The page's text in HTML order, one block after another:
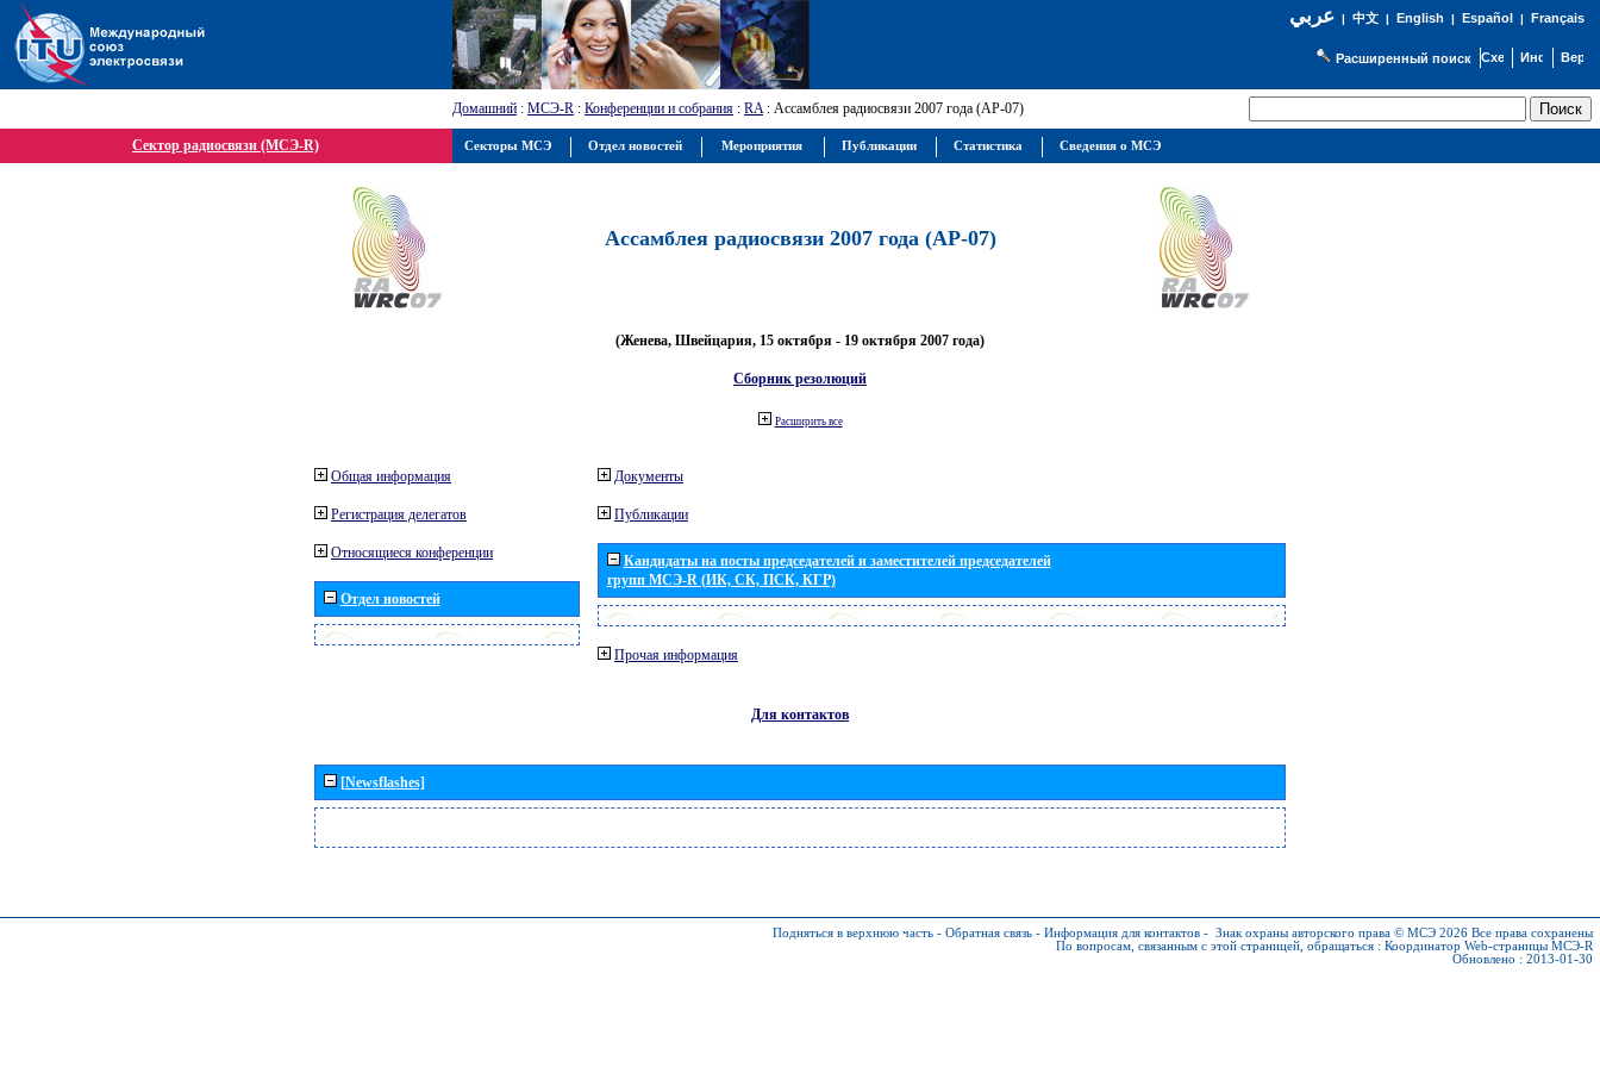
عربي| 中文| English | Español | Français
Расширенный поиск
Домашний : МСЭ-R : Конференции и собрания : RA: Ассамблея радиосвязи 2007 года (АР-07)
Сектор радиосвязи (МСЭ-R)
Ассамблея радиосвязи 2007 года (АР-07)
(Женева, Швейцария, 15 октября - 19 октября 2007 года)
Сборник резолюций
Расширить все
Общая информация
Регистрация делегатов
Относящиеся конференции
Отдел новостей
Документы
Публикации
Кандидаты на посты председателей и заместителей председателей
групп МСЭ-R (ИК, СК, ПСК, КГР)
Прочая информация
Для контактов
[Newsflashes]
Подняться в верхнюю часть - Обратная связь - Информация для контактов - Знак охраны авторского права © МСЭ 2026 Все права сохранены
По вопросам, связанным с этой страницей, обращаться : Координатор Web-страницы МСЭ-R
Обновлено : 2013-01-30
Секторы МСЭ Отдел новостей Мероприятия Публикации Статистика Сведения о МСЭ